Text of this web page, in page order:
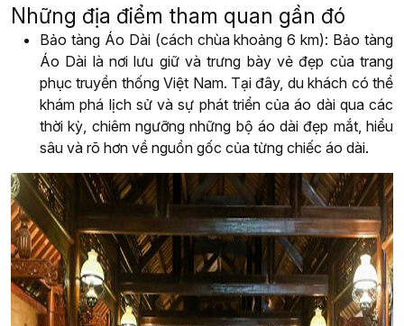
Những địa điểm tham quan gần đó
Bảo tàng Áo Dài (cách chùa khoảng 6 km): Bảo tàng
Áo Dài là nơi lưu giữ và trưng bày vẻ đẹp của trang
phục truyền thống Việt Nam. Tại đây, du khách có thể
khám phá lịch sử và sự phát triển của áo dài qua các
thời kỳ, chiêm ngưỡng những bộ áo dài đẹp mắt, hiểu
sâu và rõ hơn về nguồn gốc của từng chiếc áo dài.